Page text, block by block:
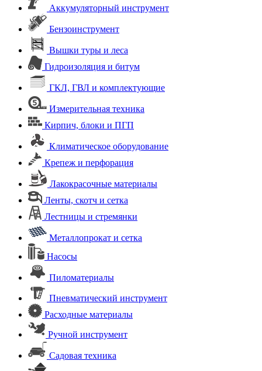
Аккумуляторный инструмент
Бензоинструмент
Вышки туры и леса
Гидроизоляция и битум
ГКЛ, ГВЛ и комплектующие
Измерительная техника
Кирпич, блоки и ПГП
Климатическое оборудование
Крепеж и перфорация
Лакокрасочные материалы
Ленты, скотч и сетка
Лестницы и стремянки
Металлопрокат и сетка
Насосы
Пиломатериалы
Пневматический инструмент
Расходные материалы
Ручной инструмент
Садовая техника